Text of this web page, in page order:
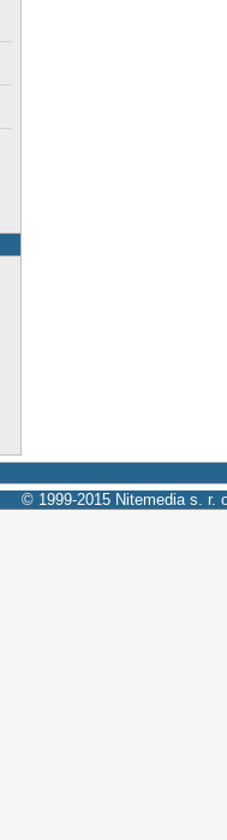
© 1999-2015 Nitemedia s. r.